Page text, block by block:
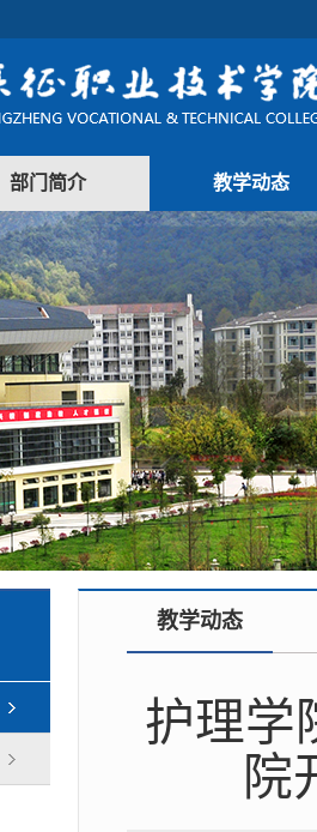
部门简介 教学动态
教学动态
护理学
院